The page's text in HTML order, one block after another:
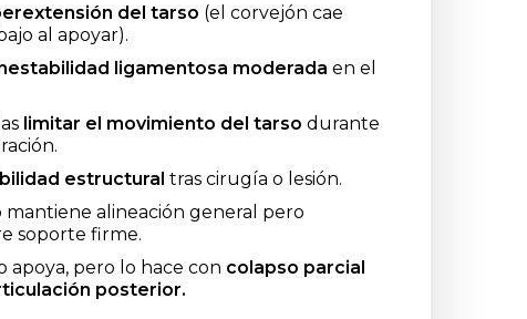
del tarso (el corvejón cae
al apoyar).
ligamentosa moderada en el
limitar el movimiento del tarso durante
estructural tras cirugía o lesión.
mantiene alineación general pero
soporte firme.
apoya, pero lo hace con colapso parcial
posterior.